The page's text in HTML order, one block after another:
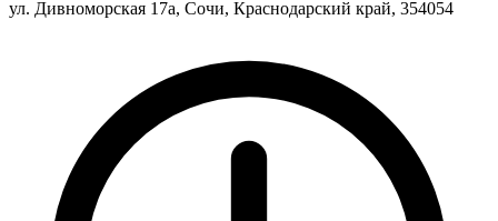
ул. Дивноморская 17а, Сочи, Краснодарский край, 354054